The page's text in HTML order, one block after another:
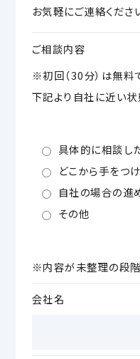
お気軽にご連絡くださ
ご相談内容
※初回（30分）は無料
下記より自社に近い状
具体的に相談し
どこから手をつ
自社の場合の進
その他
※内容が未整理の段階
会社名